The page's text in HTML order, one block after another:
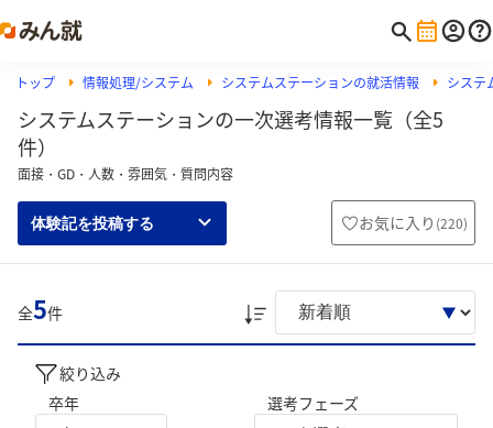
トップ 情報処理/システム システムステーションの就活情報 システ
システムステーションの一次選考情報一覧（全5
件）
面接・GD・人数・雰囲気・質問内容
体験記を投稿する お気に入り (220)
全5件
絞り込み
卒年
選考フェーズ